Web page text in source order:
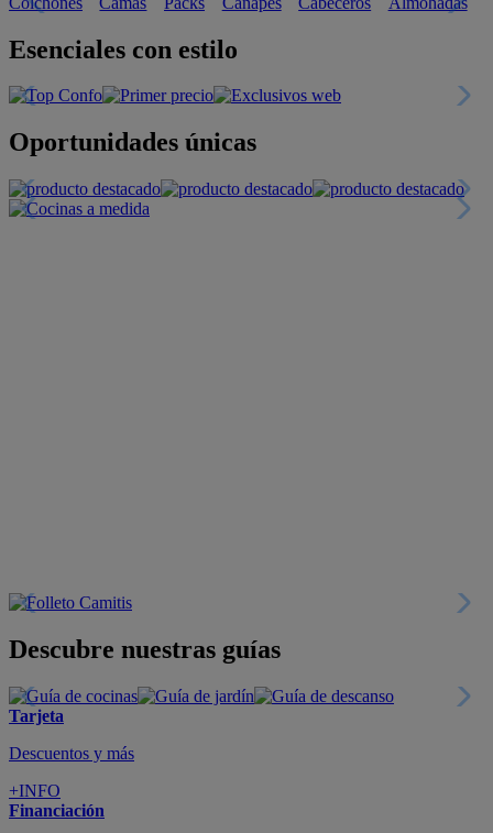
Esenciales con estilo
Oportunidades únicas
Descubre nuestras guías
Tarjeta
Descuentos y más
+INFO
Financiación